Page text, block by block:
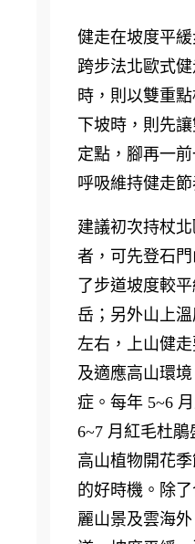
健走在坡度平
跨步法北歐式
時，則以雙重
下坡時，則先
定點，腳再一
呼吸維持健走
建議初次持杖
者，可先登石
了步道坡度較
岳；另外山上
左右，上山健
及適應高山環
症。每年 5~6
6~7 月紅毛杜鵑
高山植物開花
的好時機。除
麗山景及雲海